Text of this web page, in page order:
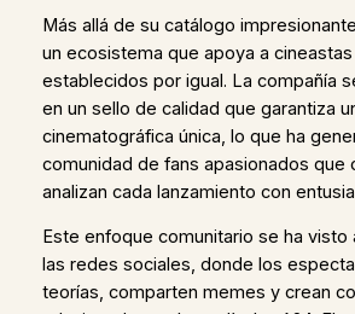
Más allá de su catálogo
un ecosistema que apoya a
establecidos por igual. La compañía
en un sello de calidad que garantiza
cinematográfica única, lo que ha
comunidad de fans apasionados que
analizan cada lanzamiento con
Este enfoque comunitario se ha visto
las redes sociales, donde los
teorías, comparten memes y crean